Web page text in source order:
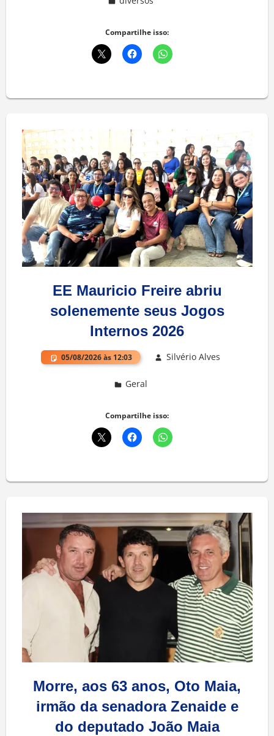
Compartilhe isso:
EE Mauricio Freire abriu
solenemente seus Jogos
Internos 2026
05/08/2026 às 12:03 Silvério Alves
Geral
Compartilhe isso:
Morre, aos 63 anos, Oto Maia,
irmão da senadora Zenaide e
do deputado João Maia